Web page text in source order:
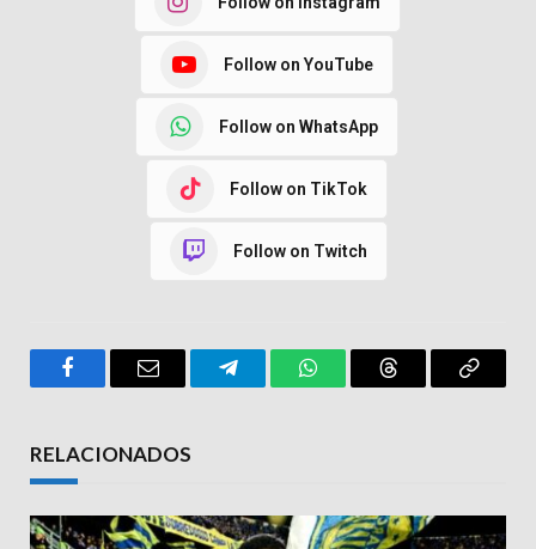
Follow on YouTube
Follow on WhatsApp
Follow on TikTok
Follow on Twitch
FacebookEmail TelegramWhatsAppThreads Copy
RELACIONADOS